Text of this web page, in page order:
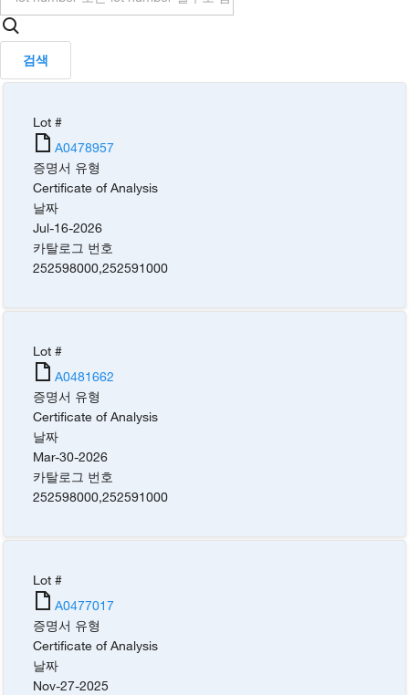
검색
Lot #
A0478957
증명서 유형
Certificate of Analysis
날짜
Jul-16-2026
카탈로그 번호
252598000,252591000
Lot #
A0481662
증명서 유형
Certificate of Analysis
날짜
Mar-30-2026
카탈로그 번호
252598000,252591000
Lot #
A0477017
증명서 유형
Certificate of Analysis
날짜
Nov-27-2025